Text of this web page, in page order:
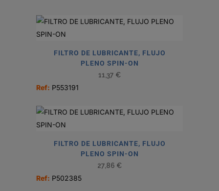
FILTRO DE LUBRICANTE, FLUJO
PLENO SPIN-ON
11,37 €
Ref: P553191
FILTRO DE LUBRICANTE, FLUJO
PLENO SPIN-ON
27,86 €
Ref: P502385